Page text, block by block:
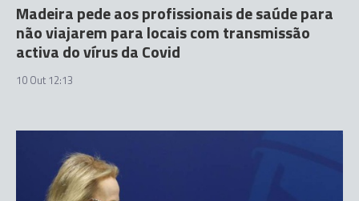
Madeira pede aos profissionais de saúde para
não viajarem para locais com transmissão
activa do vírus da Covid
10 Out 12:13